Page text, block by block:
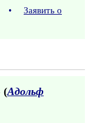
•
Заявить о
(Адольф